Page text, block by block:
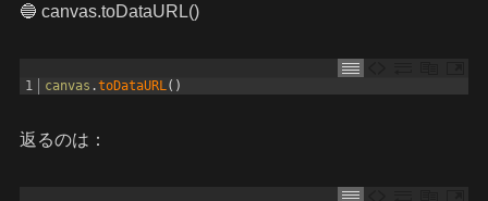
🔵 canvas.toDataURL()
1 canvas .toDataURL ( )
返るのは：